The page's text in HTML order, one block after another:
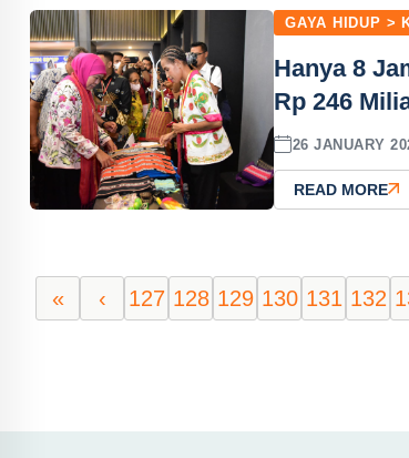
GAYA HIDUP >
Hanya 8
Rp 246
26 JANUARY
READ MORE
« ‹ 127 128 129 130 131 132